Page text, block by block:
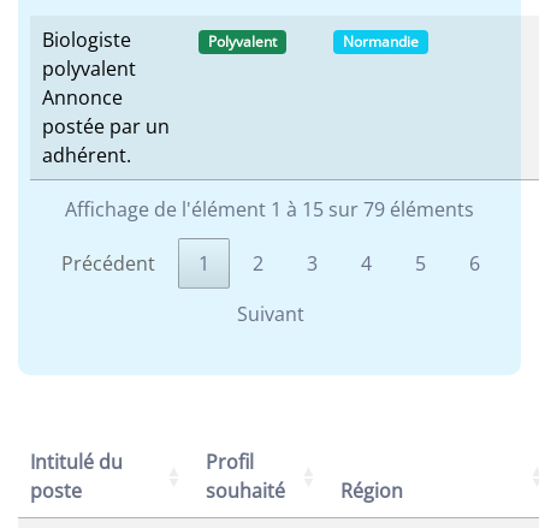
Biologiste
polyvalent
Annonce
postée par un
adhérent.
Polyvalent Normandie
Affichage de l'élément 1 à 15 sur 79 éléments
Précédent 1 2 3 4 5
6
Suivant
Intitulé du
poste
Profil
souhaité
Région